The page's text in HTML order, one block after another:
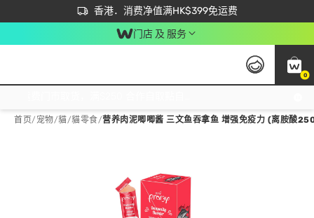
香港．消费净值满HK$399免运费
立即成为易赏钱会员尽享独家优惠
首次APP下单买满$450 输入 NEWAPP 即减$50
门店 及 服务
0
首页/ 宠物/貓/貓零食/营养肉泥唧唧酱 三文鱼吞拿鱼 增强免疫力 (离胺酸